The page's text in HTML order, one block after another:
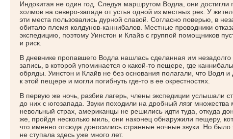
Индокитая не один год. Следуя маршрутом Водла, они достигли
холмов на северо-западе от устья одной из местных рек. У
эти места пользовались дурной славой. Согласно поверью, в
обитало племя колдунов-каннибалов. Местные проводники
экспедицию, поэтому Уинстон и Клайв с группой помощников
и риск.
В дневнике пропавшего Водла нашлась сделанная им незадолго
запись, в которой упоминается о какой-то пещере, где
обряды. Уинстон и Клайв не без основания полагали, что Водл и
к этой пещере и могли погибнуть где-то в ее окрестностях.
В первую же ночь, разбив лагерь, члены экспедиции услышали
до них с югозапада. Звуки походили на дробный лязг множества
невольный страх, американцы не решились идти туда, откуда
же, пройдя несколько миль, они наконец обнаружили пещеру,
что именно отсюда доносились странные ночные звуки. Но было
не ступала здесь уже много лет.